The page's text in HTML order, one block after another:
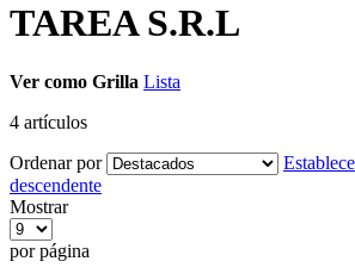
TAREA S.R.L
Ver como Grilla Lista
4 artículos
Ordenar por
descendente
Mostrar
por página